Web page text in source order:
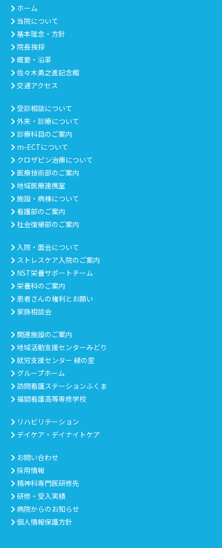
ホーム
当院について
基本理念・方針
院長挨拶
概要・沿革
佐々木勇之進記念館
交通アクセス
受診相談について
外来・診療について
診療科目のご案内
m-ECTについて
クロザピン治療について
医療技術部のご案内
地域医療連携室
施設・病棟について
看護部のご案内
社会復帰部のご案内
入院・面会について
ストレスケア入院のご案内
NST栄養サポートチーム
栄養科のご案内
患者さんの権利とお願い
家族相談会
関連施設のご案内
地域活動支援センターみどり
就労支援センター 緑の里
グループホーム
訪問看護ステーションふくま
福間看護高等専修学校
リハビリテーション
デイケア・デイナイトケア
お問い合わせ
採用情報
精神科専門医研修先
研修・受入実績
病院からのお知らせ
個人情報保護方針